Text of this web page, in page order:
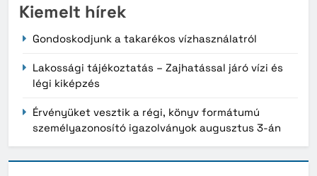
Kiemelt hírek
Gondoskodjunk a takarékos vízhasználatról
Lakossági tájékoztatás – Zajhatással járó vízi és
légi kiképzés
Érvényüket vesztik a régi, könyv formátumú
személyazonosító igazolványok augusztus 3-án